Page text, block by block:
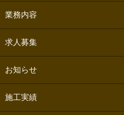
業務内容
求人募集
お知らせ
施工実績